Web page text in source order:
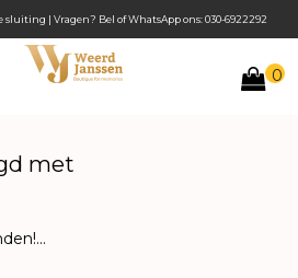
0
sluiting | Vragen? Bel of WhatsApp ons: 030-6922292
met